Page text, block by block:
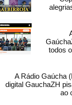
todos
A Rádio Gaúcha
digital GauchaZH
ao